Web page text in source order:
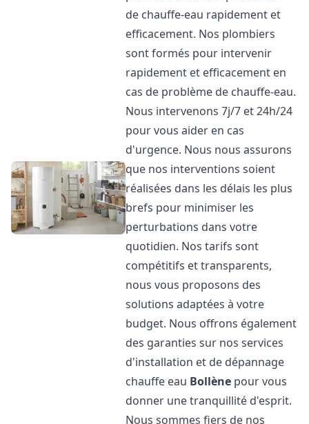
de chauffe-eau rapidement et
efficacement. Nos plombiers
sont formés pour intervenir
rapidement et efficacement en
cas de problème de chauffe-eau.
Nous intervenons 7j/7 et 24h/24
pour vous aider en cas
d'urgence. Nous nous assurons
que nos interventions soient
réalisées dans les délais les plus
brefs pour minimiser les
perturbations dans votre
quotidien. Nos tarifs sont
compétitifs et transparents,
nous vous proposons des
solutions adaptées à votre
budget. Nous offrons également
des garanties sur nos services
d'installation et de dépannage
chauffe eau Bollène pour vous
donner une tranquillité d'esprit.
Nous sommes fiers de nos